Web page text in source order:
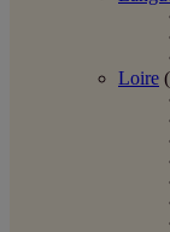
Loire